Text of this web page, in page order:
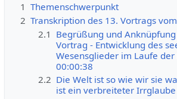
1 Themenschwerpunkt
2 Transkription des 13. Vortrags
2.1 Begrüßung und
Vortrag - Entwicklung des
Wesensglieder im Laufe
00:00:38
2.2 Die Welt ist so wie wir sie
ist ein verbreiteter